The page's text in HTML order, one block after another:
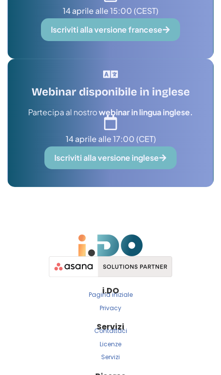
14 aprile alle 15:00 (CEST)
Iscriviti alla versione francese
Webinar disponibile in inglese
Partecipa al nostrowebinar in lingua inglese.
14 aprile alle 17:00 (CET)
Iscriviti alla versione inglese
i.DO
Pagina iniziale
Privacy
Servizi
Contattaci
Licenze
Servizi